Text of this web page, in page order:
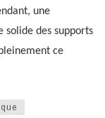
une
solide des supports
ce